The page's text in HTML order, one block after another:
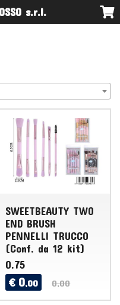
s.r.l.
SWEETBEAUTY TWO
END BRUSH
PENNELLI TRUCCO
(Conf. da 12 kit)
0.75
€ 0,00 0,00